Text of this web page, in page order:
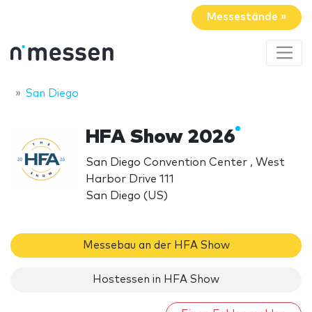
Messestände »
San Diego
HFA Show 2026
San Diego Convention Center , West
Harbor Drive 111
San Diego (US)
Messebau an der HFA Show
Hostessen in HFA Show